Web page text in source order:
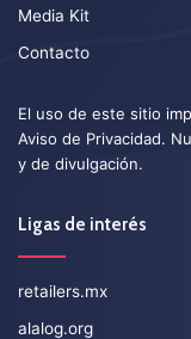
Media Kit
Contacto
El uso de este sitio
Aviso de Privacidad.
y de divulgación.
Ligas de interés
retailers.mx
alalog.org